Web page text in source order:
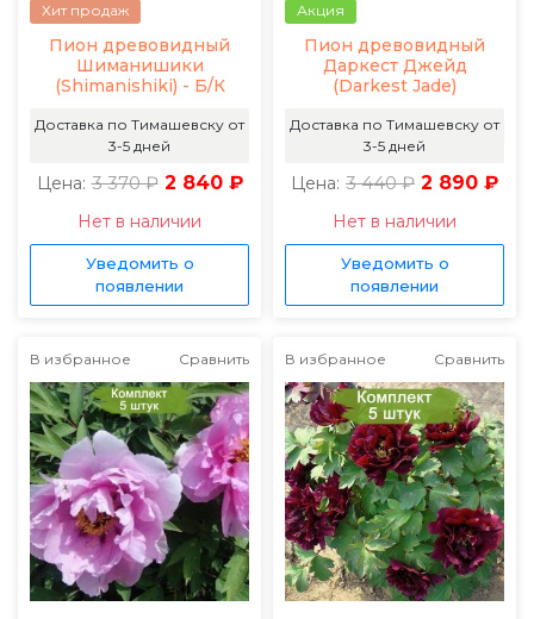
Хит продаж
Пион древовидный
Шиманишики
(Shimanishiki) - Б/К
Доставка по Тимашевску от
3-5 дней
Цена: 3 370 ₽ 2 840 ₽
Нет в наличии
Уведомить о
появлении
Акция
Пион древовидный
Даркест Джейд
(Darkest Jade)
Доставка по Тимашевску от
3-5 дней
Цена: 3 440 ₽ 2 890 ₽
Нет в наличии
Уведомить о
появлении
В избранное Сравнить В избранное Сравнить